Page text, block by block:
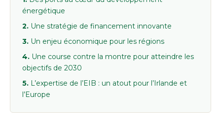
énergétique
Une stratégie de financement innovante
Un enjeu économique pour les régions
Une course contre la montre pour atteindre les
objectifs de 2030
L’expertise de l’EIB : un atout pour l’Irlande et
l’Europe